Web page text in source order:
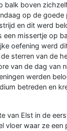
balk boven
op de goede
en dit werd
een missertje op
oefening werd
sterren van de
van de dag van
werden
betreden en
van Elst in de
vloer waar ze een